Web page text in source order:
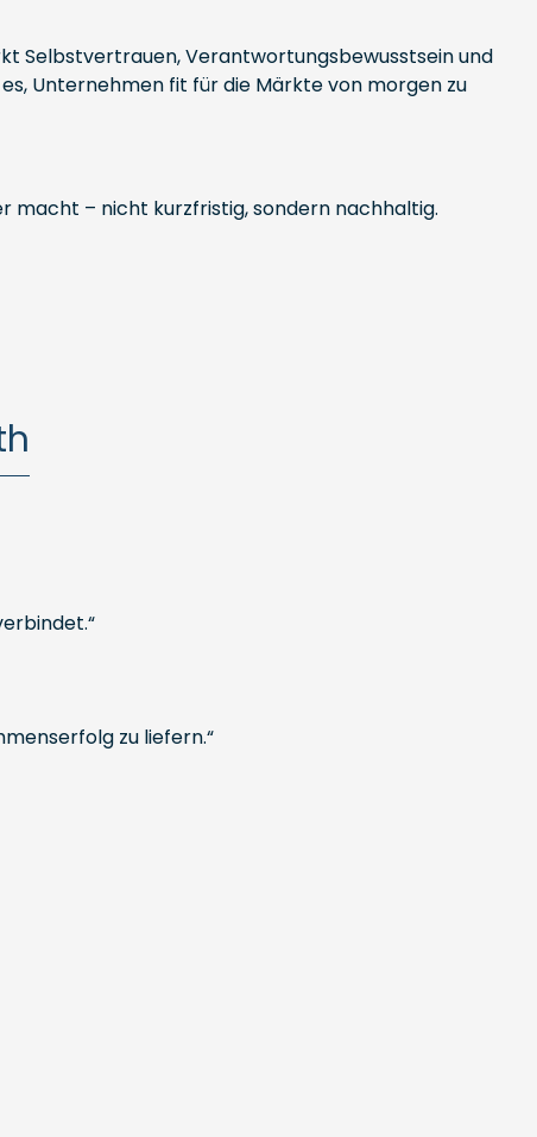
Selbstvertrauen, Verantwortungsbewusstsein und
Unternehmen fit für die Märkte von morgen zu
macht – nicht kurzfristig, sondern nachhaltig.
zu liefern.“